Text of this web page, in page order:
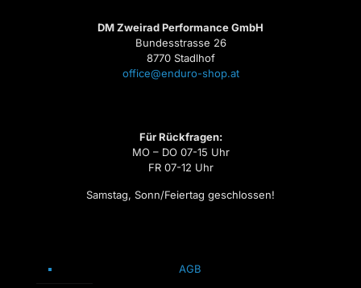
DM Zweirad Performance GmbH
Bundesstrasse 26
8770 Stadlhof
office@enduro-shop.at
Für Rückfragen:
MO – DO 07-15 Uhr
FR 07-12 Uhr
Samstag, Sonn/Feiertag geschlossen!
AGB